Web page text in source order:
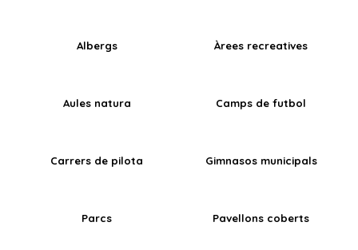
Albergs Àrees recreatives
Aules natura Camps de futbol
Carrers de pilota Gimnasos municipals
Parcs Pavellons coberts